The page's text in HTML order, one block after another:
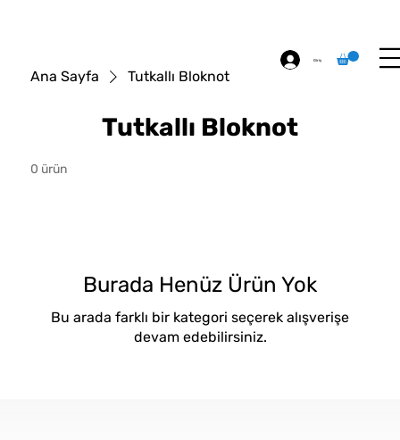
Giriş
Ana Sayfa Tutkallı Bloknot
Tutkallı Bloknot
0 ürün
Burada Henüz Ürün Yok
Bu arada farklı bir kategori seçerek alışverişe
devam edebilirsiniz.